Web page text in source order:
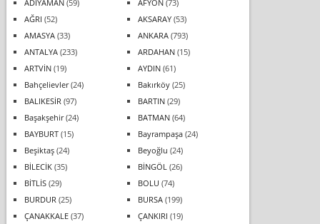
ADIYAMAN(59) AFYON(73)
AĞRI (52) AKSARAY(53)
AMASYA(33) ANKARA(793)
ANTALYA(233) ARDAHAN(15)
ARTVİN(19) AYDIN(61)
Bahçelievler(24) Bakırköy(25)
BALIKESİR (97) BARTIN(29)
Başakşehir(24) BATMAN(64)
BAYBURT(15) Bayrampaşa(24)
Beşiktaş(24) Beyoğlu (24)
BİLECİK(35) BİNGÖL (26)
BİTLİS(29) BOLU (74)
BURDUR (25) BURSA(199)
ÇANAKKALE(37) ÇANKIRI (19)